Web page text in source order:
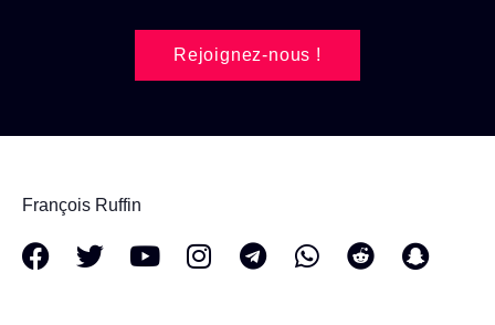
Rejoignez-nous !
François Ruffin